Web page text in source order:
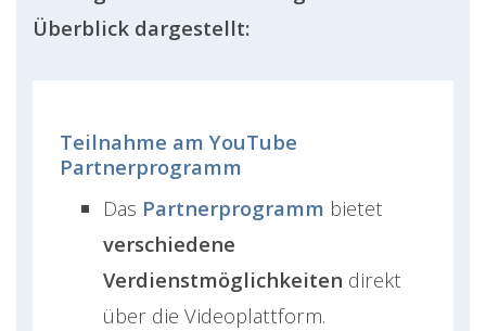
Überblick dargestellt:
Teilnahme am YouTube
Partnerprogramm
Das Partnerprogramm bietet
verschiedene
Verdienstmöglichkeiten direkt
über die Videoplattform.